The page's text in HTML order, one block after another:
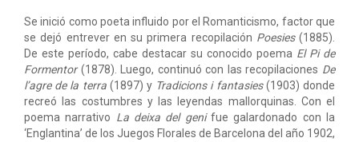
Se inició como poeta influido por el Romanticismo, factor que
se dejó entrever en su primera recopilación Poesies(1885).
De este período, cabe destacar su conocido poema El Pi de
Formentor(1878). Luego, continuó con las recopilaciones De
l’agre de la terra(1897) y Tradicions i fantasies(1903) donde
recreó las costumbres y las leyendas mallorquinas. Con el
poema narrativo La deixa del genifue galardonado con la
‘Englantina’ de los Juegos Florales de Barcelona del año 1902,